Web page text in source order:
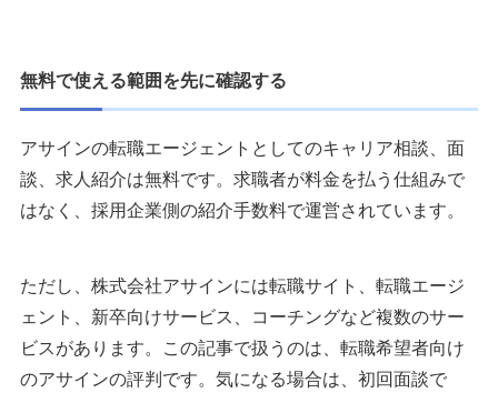
無料で使える範囲を先に確認する
アサインの転職エージェントとしてのキャリア相談、面
談、求人紹介は無料です。求職者が料金を払う仕組みで
はなく、採用企業側の紹介手数料で運営されています。
ただし、株式会社アサインには転職サイト、転職エージ
ェント、新卒向けサービス、コーチングなど複数のサー
ビスがあります。この記事で扱うのは、転職希望者向け
のアサインの評判です。気になる場合は、初回面談で